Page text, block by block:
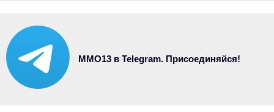
MMO13 в Telegram. Присоединяйся!